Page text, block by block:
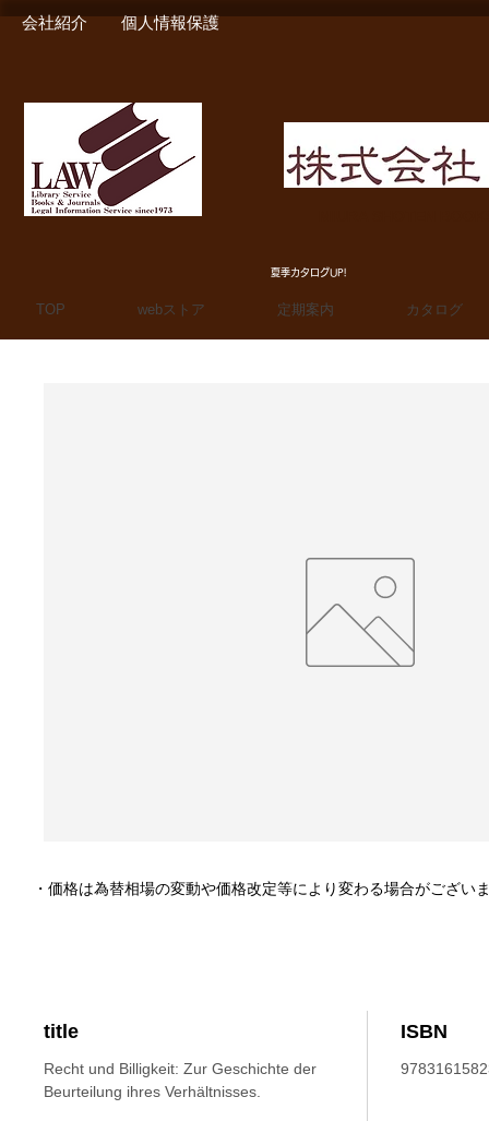
会社紹介 個人情報保護
夏季カタログUP!
TOP webストア 定期案内 カタログ
title
Recht und Billigkeit: Zur Geschichte der
Beurteilung ihres Verhältnisses.
ISBN
・価格は為替相場の変動や価格改定等により変わる場合がござい